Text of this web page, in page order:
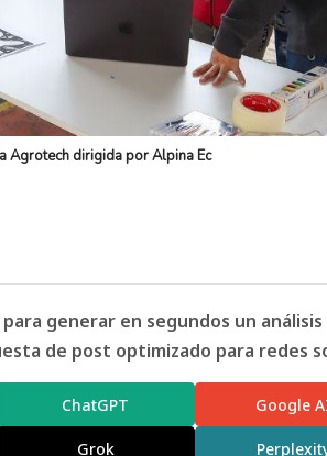
Agrotech dirigida por Alpina Ec
generar en segundos un
de post optimizado para redes
ChatGPT Google
Grok